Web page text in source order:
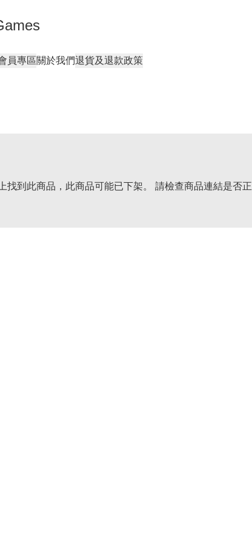
員專區關於我們退貨及退款政策
找到此商品，此商品可能已下架。 請檢查商品連結是否正